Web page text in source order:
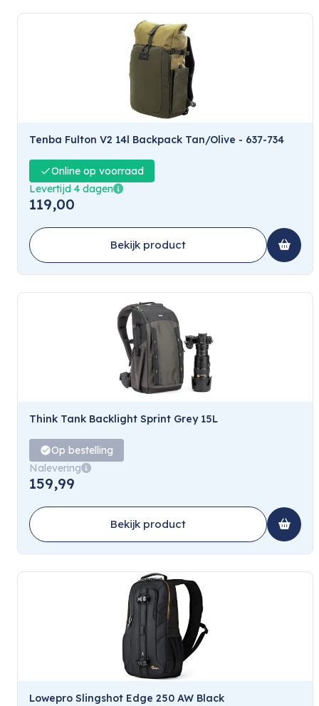
Tenba Fulton V2 14l Backpack Tan/Olive - 637-734
Online op voorraad
Levertijd 4 dagen
119,00
Bekijk product
Think Tank Backlight Sprint Grey 15L
Op bestelling
Nalevering
159,99
Bekijk product
Lowepro Slingshot Edge 250 AW Black